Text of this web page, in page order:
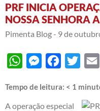
PRF INICIA
NOSSA SENHORA
Pimenta Blog - 9 de
WhatsAppMessengerFacebook
Tempo de leitura: < 1
A operação especial